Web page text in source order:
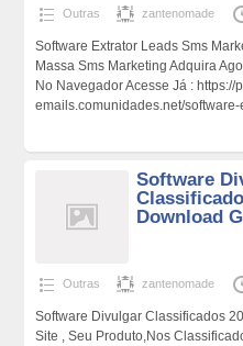
Outras zantenomade
Software Extrator Leads Sms
Massa Sms Marketing Adquira
No Navegador Acesse Já : https://
emails.comunidades.net/
Software
Download
Outras zantenomade
Software Divulgar Classificados
Site , Seu Produto,Nos